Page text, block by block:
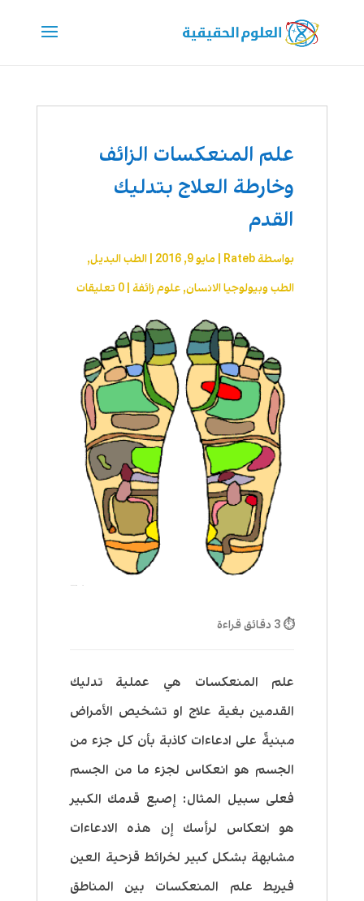
علم المنعكسات الزائف
وخارطة العلاج بتدليك
القدم
بواسطةRateb مايو 9, 2016 الطب البديل,
الطب وبيولوجيا الانسان, علوم زائفة| 0 تعليقات
⏱ 3 دقائق قراءة
علم المنعكسات هي عملية تدليك
القدمين بغية علاج او تشخيص الأمراض
مبنيةً على ادعاءات كاذبة بأن كل جزء من
الجسم هو انعكاس لجزء ما من الجسم
فعلى سبيل المثال: إصبع قدمك الكبير
هو انعكاس لرأسك إن هذه الادعاءات
مشابهة بشكل كبير لخرائط قزحية العين
فيربط علم المنعكسات بين المناطق